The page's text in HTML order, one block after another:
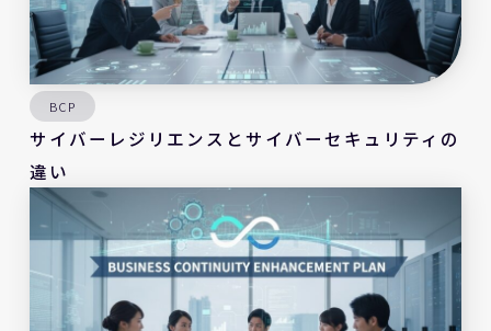
BCP
サイバーレジリエンスとサイバーセキュリティの
違い